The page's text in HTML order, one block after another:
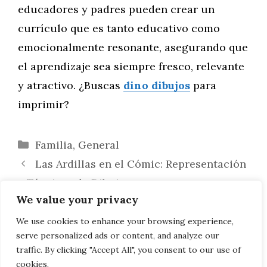
We value your privacy
We use cookies to enhance your browsing experience,
serve personalized ads or content, and analyze our
traffic. By clicking "Accept All", you consent to our use of
cookies.
educadores y padres pueden crear un
currículo que es tanto educativo como
emocionalmente resonante, asegurando que
el aprendizaje sea siempre fresco, relevante
y atractivo. ¿Buscas dino dibujos para
imprimir?
Categorías
Familia, General
Las Ardillas en el Cómic: Representación
y Técnicas de Dibujo
Explorando el Mundo Exterior: Descubre
los Increíbles Beneficios de las Actividades
al Aire Libre para el Desarrollo Infantil